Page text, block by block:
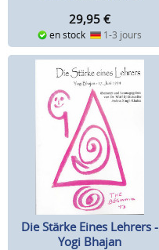
29,95 €
en stock 1-3 jours
Die Stärke Eines Lehrers -
Yogi Bhajan